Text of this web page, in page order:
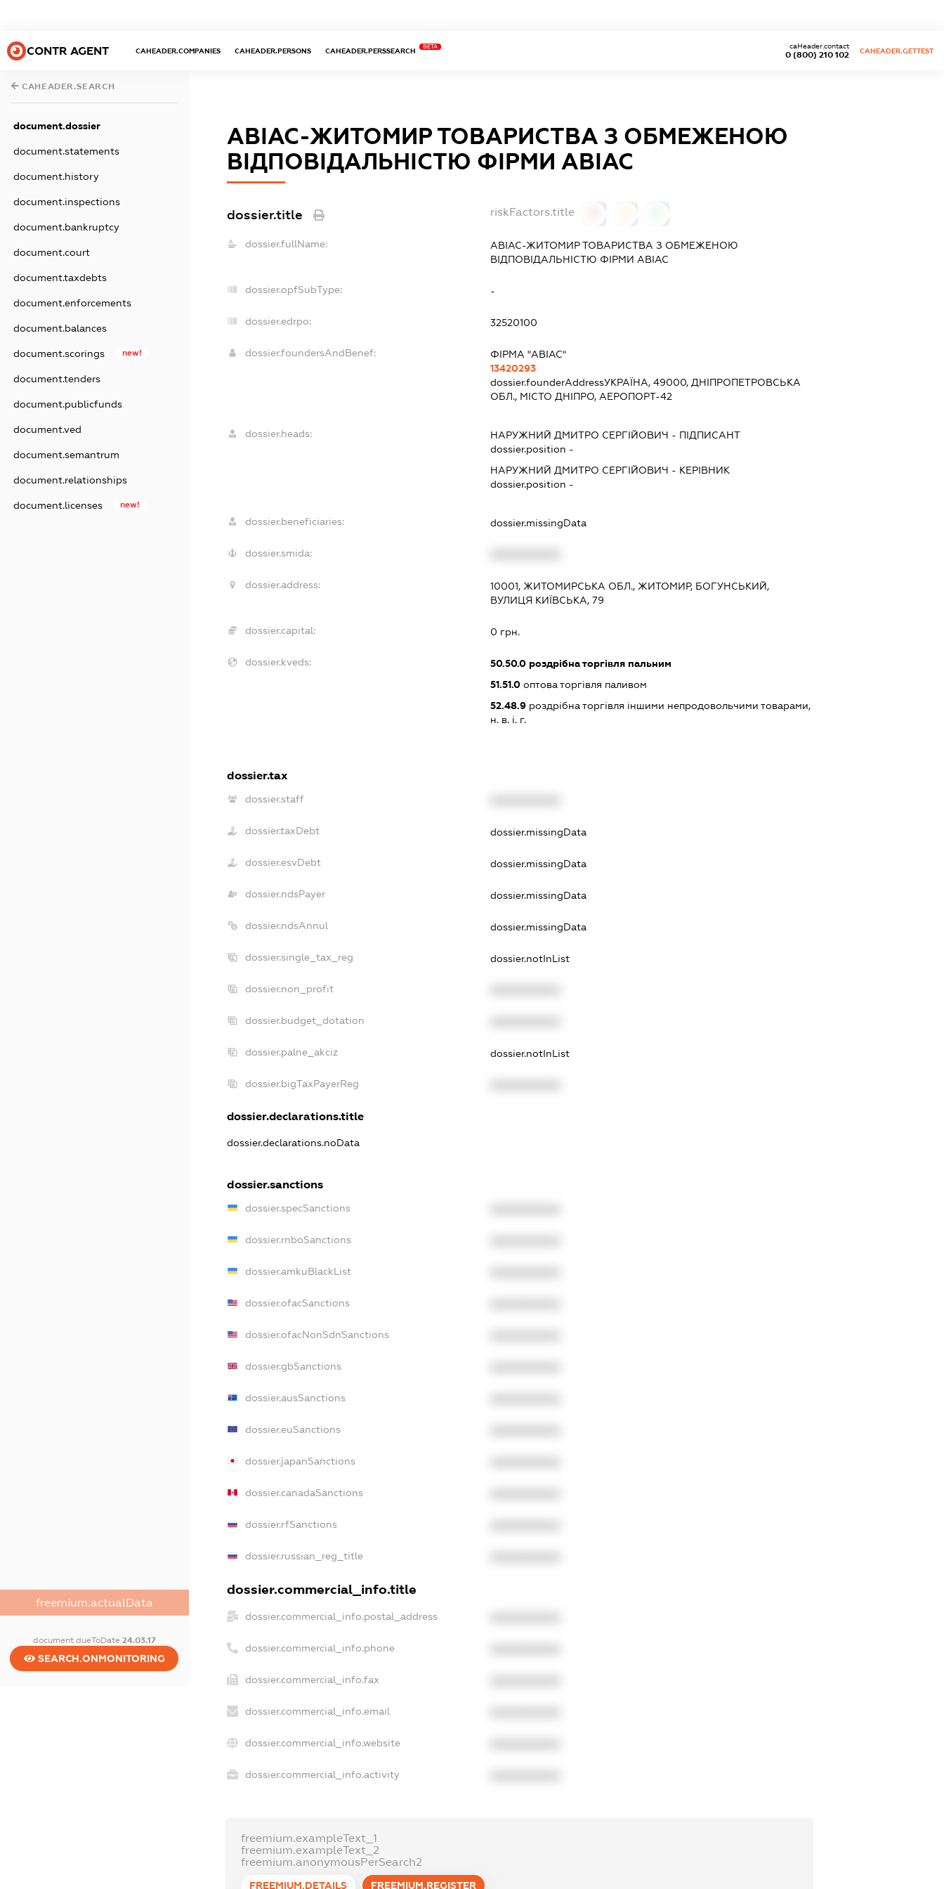
CONTR AGENT CAHEADER.COMPANIES CAHEADER.PERSONS CAHEADER.PERSSEARCH
BETA
0 (800) 210 102
caHeader.contact
CAHEADER.GETTEST
CAHEADER.SEARCH
document.dossier
document.statements
document.history
document.inspections
document.bankruptcy
document.court
document.taxdebts
document.enforcements
document.balances
document.scorings new!
document.tenders
document.publicfunds
document.ved
document.semantrum
document.relationships
document.licenses new!
freemium.actualData
document.dueToDate 24.03.17
SEARCH.ONMONITORING
АВІАС-ЖИТОМИР ТОВАРИСТВА З ОБМЕЖЕНОЮ
ВІДПОВІДАЛЬНІСТЮ ФІРМИ АВІАС
dossier.title riskFactors.title
dossier.fullName:
АВІАС-ЖИТОМИР ТОВАРИСТВА З ОБМЕЖЕНОЮ
ВІДПОВІДАЛЬНІСТЮ ФІРМИ АВІАС
dossier.opfSubType: -
dossier.edrpo: 32520100
dossier.foundersAndBenef:
ФІРМА "АВІАС"
13420293
dossier.founderAddressУКРАЇНА, 49000, ДНІПРОПЕТРОВСЬКА
ОБЛ., МІСТО ДНІПРО, АЕРОПОРТ-42
dossier.heads: НАРУЖНИЙ ДМИТРО СЕРГІЙОВИЧ - ПІДПИСАНТ
dossier.position -
НАРУЖНИЙ ДМИТРО СЕРГІЙОВИЧ - КЕРІВНИК
dossier.position -
dossier.beneficiaries: dossier.missingData
dossier.smida:
dossier.address:
10001, ЖИТОМИРСЬКА ОБЛ., ЖИТОМИР, БОГУНСЬКИЙ,
ВУЛИЦЯ КИЇВСЬКА, 79
dossier.capital: 0 грн.
dossier.kveds: 50.50.0роздрібна торгівля пальним
51.51.0оптова торгівля паливом
52.48.9роздрібна торгівля іншими непродовольчими товарами,
н. в. і. г.
dossier.tax
dossier.staff
dossier.taxDebt dossier.missingData
dossier.esvDebt dossier.missingData
dossier.ndsPayer dossier.missingData
dossier.ndsAnnul dossier.missingData
dossier.single_tax_reg dossier.notInList
dossier.non_profit
dossier.budget_dotation
dossier.palne_akciz dossier.notInList
dossier.bigTaxPayerReg
dossier.declarations.title
dossier.declarations.noData
dossier.sanctions
dossier.specSanctions
dossier.rnboSanctions
dossier.amkuBlackList
dossier.ofacSanctions
dossier.ofacNonSdnSanctions
dossier.gbSanctions
dossier.ausSanctions
dossier.euSanctions
dossier.japanSanctions
dossier.canadaSanctions
dossier.rfSanctions
dossier.russian_reg_title
dossier.commercial_info.title
dossier.commercial_info.postal_address
dossier.commercial_info.phone
dossier.commercial_info.fax
dossier.commercial_info.email
dossier.commercial_info.website
dossier.commercial_info.activity
freemium.exampleText_1
freemium.exampleText_2
freemium.anonymousPerSearch2
FREEMIUM.DETAILS FREEMIUM.REGISTER